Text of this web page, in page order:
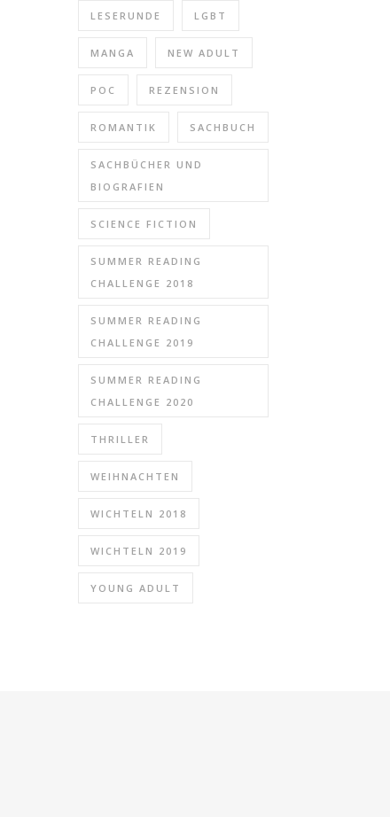
LESERUNDE LGBT
MANGA NEW ADULT
POC REZENSION
ROMANTIK SACHBUCH
SACHBÜCHER UND
BIOGRAFIEN
SCIENCE FICTION
SUMMER READING
CHALLENGE 2018
SUMMER READING
CHALLENGE 2019
SUMMER READING
CHALLENGE 2020
THRILLER
WEIHNACHTEN
WICHTELN 2018
WICHTELN 2019
YOUNG ADULT